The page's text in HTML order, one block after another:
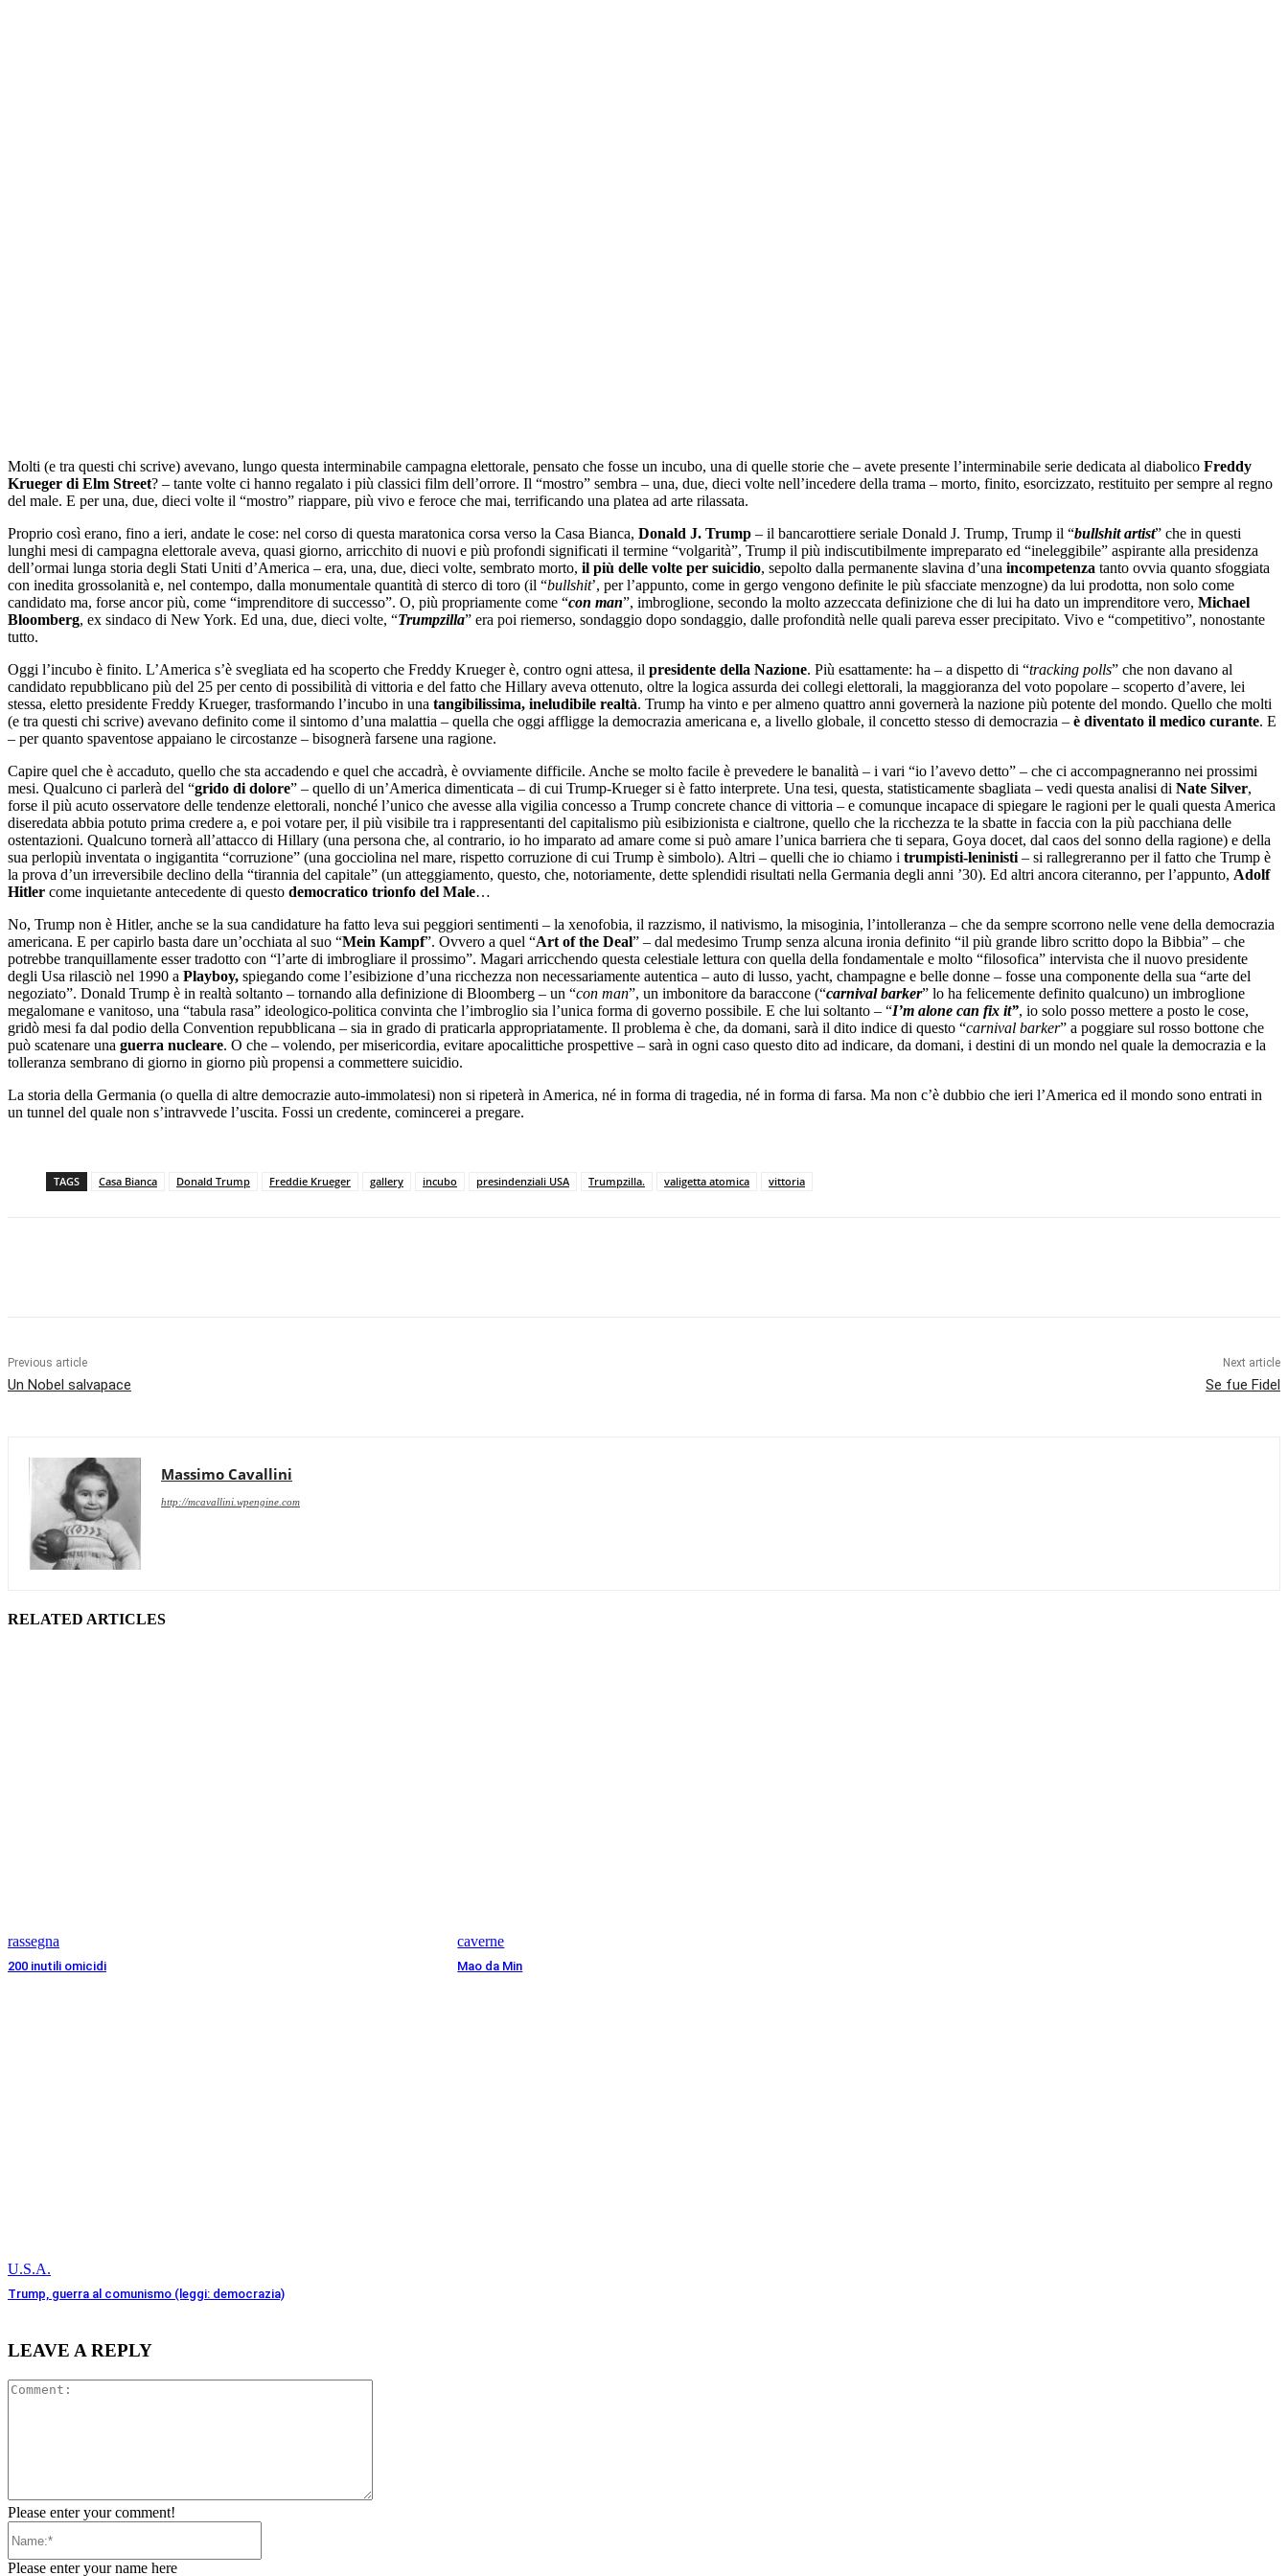
Molti (e tra questi chi scrive) avevano, lungo questa interminabile campagna elettorale, pensato che fosse un incubo, una di quelle storie che – avete presente l’interminabile serie dedicata al diabolico Freddy
Krueger di Elm Street? – tante volte ci hanno regalato i più classici film dell’orrore. Il “mostro” sembra – una, due, dieci volte nell’incedere della trama – morto, finito, esorcizzato, restituito per sempre al regno
del male. E per una, due, dieci volte il “mostro” riappare, più vivo e feroce che mai, terrificando una platea ad arte rilassata.
Proprio così erano, fino a ieri, andate le cose: nel corso di questa maratonica corsa verso la Casa Bianca, Donald J. Trump – il bancarottiere seriale Donald J. Trump, Trump il “bullshit artist” che in questi
lunghi mesi di campagna elettorale aveva, quasi giorno, arricchito di nuovi e più profondi significati il termine “volgarità”, Trump il più indiscutibilmente impreparato ed “ineleggibile” aspirante alla presidenza
dell’ormai lunga storia degli Stati Uniti d’America – era, una, due, dieci volte, sembrato morto, il più delle volte per suicidio, sepolto dalla permanente slavina d’una incompetenza tanto ovvia quanto sfoggiata
con inedita grossolanità e, nel contempo, dalla monumentale quantità di sterco di toro (il “bullshit’, per l’appunto, come in gergo vengono definite le più sfacciate menzogne) da lui prodotta, non solo come
candidato ma, forse ancor più, come “imprenditore di successo”. O, più propriamente come “con man”, imbroglione, secondo la molto azzeccata definizione che di lui ha dato un imprenditore vero, Michael
Bloomberg, ex sindaco di New York. Ed una, due, dieci volte, “Trumpzilla” era poi riemerso, sondaggio dopo sondaggio, dalle profondità nelle quali pareva esser precipitato. Vivo e “competitivo”, nonostante
tutto.
Oggi l’incubo è finito. L’America s’è svegliata ed ha scoperto che Freddy Krueger è, contro ogni attesa, il presidente della Nazione. Più esattamente: ha – a dispetto di “tracking polls” che non davano al
candidato repubblicano più del 25 per cento di possibilità di vittoria e del fatto che Hillary aveva ottenuto, oltre la logica assurda dei collegi elettorali, la maggioranza del voto popolare – scoperto d’avere, lei
stessa, eletto presidente Freddy Krueger, trasformando l’incubo in una tangibilissima, ineludibile realtà. Trump ha vinto e per almeno quattro anni governerà la nazione più potente del mondo. Quello che molti
(e tra questi chi scrive) avevano definito come il sintomo d’una malattia – quella che oggi affligge la democrazia americana e, a livello globale, il concetto stesso di democrazia – è diventato il medico curante. E
– per quanto spaventose appaiano le circostanze – bisognerà farsene una ragione.
Capire quel che è accaduto, quello che sta accadendo e quel che accadrà, è ovviamente difficile. Anche se molto facile è prevedere le banalità – i vari “io l’avevo detto” – che ci accompagneranno nei prossimi
mesi. Qualcuno ci parlerà del “grido di dolore” – quello di un’America dimenticata – di cui Trump-Krueger si è fatto interprete. Una tesi, questa, statisticamente sbagliata – vedi questa analisi di Nate Silver,
forse il più acuto osservatore delle tendenze elettorali, nonché l’unico che avesse alla vigilia concesso a Trump concrete chance di vittoria – e comunque incapace di spiegare le ragioni per le quali questa America
diseredata abbia potuto prima credere a, e poi votare per, il più visibile tra i rappresentanti del capitalismo più esibizionista e cialtrone, quello che la ricchezza te la sbatte in faccia con la più pacchiana delle
ostentazioni. Qualcuno tornerà all’attacco di Hillary (una persona che, al contrario, io ho imparato ad amare come si può amare l’unica barriera che ti separa, Goya docet, dal caos del sonno della ragione) e della
sua perlopiù inventata o ingigantita “corruzione” (una gocciolina nel mare, rispetto corruzione di cui Trump è simbolo). Altri – quelli che io chiamo i trumpisti-leninisti – si rallegreranno per il fatto che Trump è
la prova d’un irreversibile declino della “tirannia del capitale” (un atteggiamento, questo, che, notoriamente, dette splendidi risultati nella Germania degli anni ’30). Ed altri ancora citeranno, per l’appunto, Adolf
Hitler come inquietante antecedente di questo democratico trionfo del Male…
No, Trump non è Hitler, anche se la sua candidature ha fatto leva sui peggiori sentimenti – la xenofobia, il razzismo, il nativismo, la misoginia, l’intolleranza – che da sempre scorrono nelle vene della democrazia
americana. E per capirlo basta dare un’occhiata al suo “Mein Kampf”. Ovvero a quel “Art of the Deal” – dal medesimo Trump senza alcuna ironia definito “il più grande libro scritto dopo la Bibbia” – che
potrebbe tranquillamente esser tradotto con “l’arte di imbrogliare il prossimo”. Magari arricchendo questa celestiale lettura con quella della fondamentale e molto “filosofica” intervista che il nuovo presidente
degli Usa rilasciò nel 1990 a Playboy, spiegando come l’esibizione d’una ricchezza non necessariamente autentica – auto di lusso, yacht, champagne e belle donne – fosse una componente della sua “arte del
negoziato”. Donald Trump è in realtà soltanto – tornando alla definizione di Bloomberg – un “con man”, un imbonitore da baraccone (“carnival barker” lo ha felicemente definito qualcuno) un imbroglione
megalomane e vanitoso, una “tabula rasa” ideologico-politica convinta che l’imbroglio sia l’unica forma di governo possibile. E che lui soltanto – “I’m alone can fix it”, io solo posso mettere a posto le cose,
gridò mesi fa dal podio della Convention repubblicana – sia in grado di praticarla appropriatamente. Il problema è che, da domani, sarà il dito indice di questo “carnival barker” a poggiare sul rosso bottone che
può scatenare una guerra nucleare. O che – volendo, per misericordia, evitare apocalittiche prospettive – sarà in ogni caso questo dito ad indicare, da domani, i destini di un mondo nel quale la democrazia e la
tolleranza sembrano di giorno in giorno più propensi a commettere suicidio.
La storia della Germania (o quella di altre democrazie auto-immolatesi) non si ripeterà in America, né in forma di tragedia, né in forma di farsa. Ma non c’è dubbio che ieri l’America ed il mondo sono entrati in
un tunnel del quale non s’intravvede l’uscita. Fossi un credente, comincerei a pregare.
TAGS Casa Bianca Donald Trump Freddie Krueger gallery incubo presindenziali USA Trumpzilla. valigetta atomica vittoria
Previous article
Un Nobel salvapace
Next article
Se fue Fidel
Massimo Cavallini
http://mcavallini.wpengine.com
RELATED ARTICLES
rassegna
200 inutili omicidi
caverne
Mao da Min
U.S.A.
Trump, guerra al comunismo (leggi: democrazia)
LEAVE A REPLY
Please enter your comment!
Please enter your name here